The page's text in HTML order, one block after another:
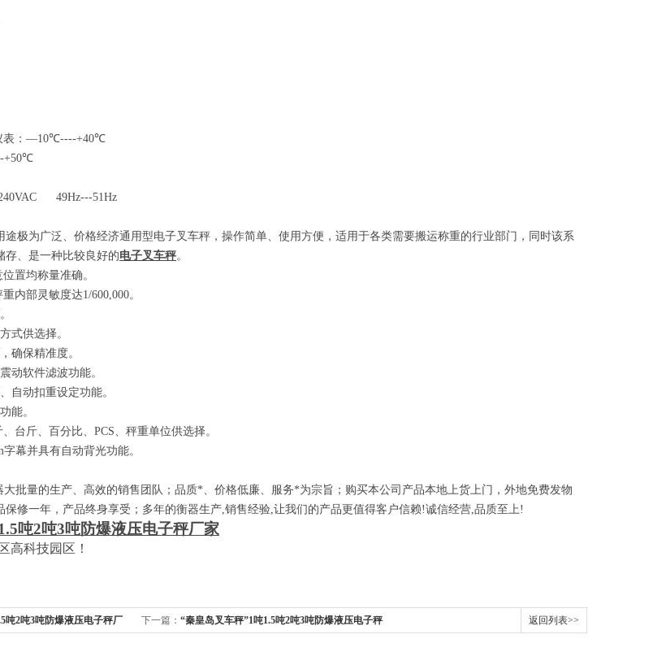
： —10℃----+40℃
+50℃
49Hz---51Hz
途极为广泛、价格经济通用型电子叉车秤，操作简单、使用方便，适用于各类需要搬运称重的行业部门，同时该系
存、是一种比较良好的电子叉车秤。
置均称量准确。
重内部灵敏度达1/600,000。
式供选择。
确保精准度。
动软件滤波功能。
自动扣重设定功能。
能。
台斤、百分比、 PCS、秤重单位供选择。
字幕并具有自动背光功能。
批量的生产、高效的销售团队；品质*、价格低廉、服务*为宗旨；购买本公司产品本地上货上门，外地免费发物
保修一年，产品终身享受；多年的衡器生产,销售经验,让我们的产品更值得客户信赖!诚信经营,品质至上!
吨2吨3吨防爆液压电子秤厂家
高科技园区！
吨2吨3吨防爆液压电子秤厂 下一篇： “秦皇岛叉车秤”1吨1.5吨2吨3吨防爆液压电子秤 返回列表>>